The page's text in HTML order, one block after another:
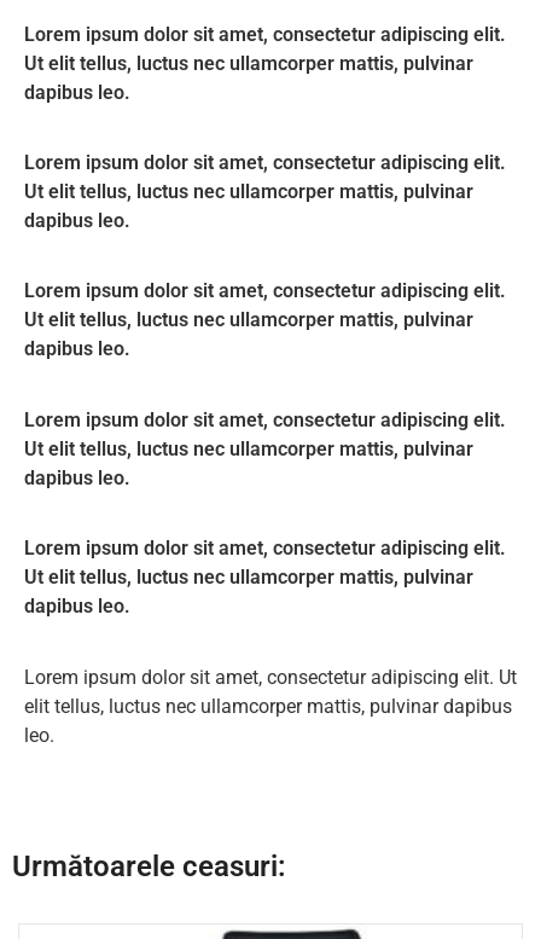
Lorem ipsum dolor sit amet, consectetur adipiscing elit.
Ut elit tellus, luctus nec ullamcorper mattis, pulvinar
dapibus leo.
Lorem ipsum dolor sit amet, consectetur adipiscing elit.
Ut elit tellus, luctus nec ullamcorper mattis, pulvinar
dapibus leo.
Lorem ipsum dolor sit amet, consectetur adipiscing elit.
Ut elit tellus, luctus nec ullamcorper mattis, pulvinar
dapibus leo.
Lorem ipsum dolor sit amet, consectetur adipiscing elit.
Ut elit tellus, luctus nec ullamcorper mattis, pulvinar
dapibus leo.
Lorem ipsum dolor sit amet, consectetur adipiscing elit.
Ut elit tellus, luctus nec ullamcorper mattis, pulvinar
dapibus leo.
Lorem ipsum dolor sit amet, consectetur adipiscing elit. Ut
elit tellus, luctus nec ullamcorper mattis, pulvinar dapibus
leo.
Următoarele ceasuri: